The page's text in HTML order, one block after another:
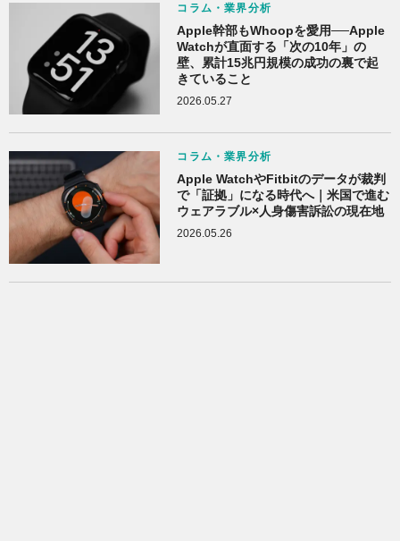
コラム・業界分析
Apple幹部もWhoopを愛用──Apple
Watchが直面する「次の10年」の
壁、累計15兆円規模の成功の裏で起
きていること
2026.05.27
コラム・業界分析
Apple WatchやFitbitのデータが裁判
で「証拠」になる時代へ｜米国で進む
ウェアラブル×人身傷害訴訟の現在地
2026.05.26